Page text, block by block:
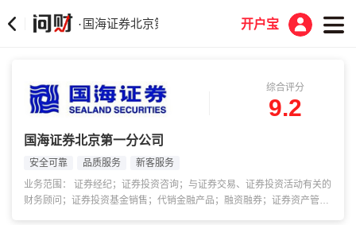
· 国海证券北京第一分公司 开户宝
综合评分
9.2
国海证券北京第一分公司
安全可靠 品质服务
新客服务
业务范围： 证券经纪；证券投资咨询；与证券交易、证券投资活动有关的
财务顾问；证券投资基金销售；代销金融产品；融资融券；证券资产管理